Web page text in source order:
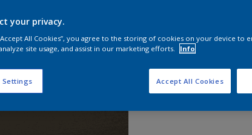
your privacy.
All Cookies”, you agree to the storing of cookies on your device to
site usage, and assist in our marketing efforts.
Info
Settings Accept All Cookies